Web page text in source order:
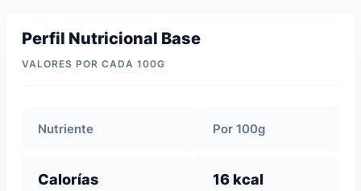
Perfil Nutricional Base
VALORES POR CADA 100G
Nutriente Por 100g
Calorías 16 kcal